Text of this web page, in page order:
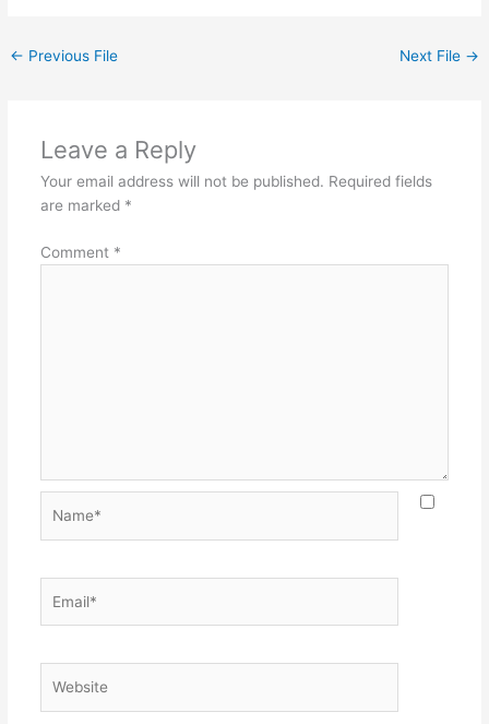
← Previous File Next File →
Leave a Reply
Your email address will not be published. Required fields
are marked *
Comment *